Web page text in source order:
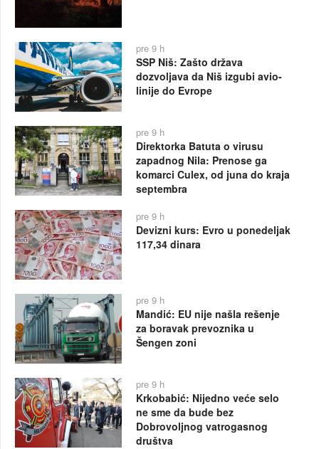
pre 9 h
SSP Niš: Zašto država
dozvoljava da Niš izgubi avio-
linije do Evrope
pre 9 h
Direktorka Batuta o virusu
zapadnog Nila: Prenose ga
komarci Culex, od juna do kraja
septembra
pre 9 h
Devizni kurs: Evro u ponedeljak
117,34 dinara
pre 9 h
Mandić: EU nije našla rešenje
za boravak prevoznika u
Šengen zoni
pre 9 h
Krkobabić: Nijedno veće selo
ne sme da bude bez
Dobrovoljnog vatrogasnog
društva